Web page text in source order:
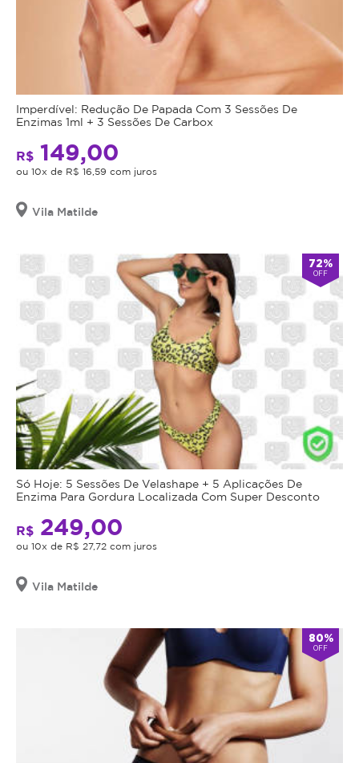
Imperdível: Redução De Papada Com 3 Sessões De
Enzimas 1ml + 3 Sessões De Carbox
R$ 149,00
ou 10x de R$ 16,59 com juros
Vila Matilde
72%
OFF
Só Hoje: 5 Sessões De Velashape + 5 Aplicações De
Enzima Para Gordura Localizada Com Super Desconto
R$ 249,00
ou 10x de R$ 27,72 com juros
Vila Matilde
80%
OFF